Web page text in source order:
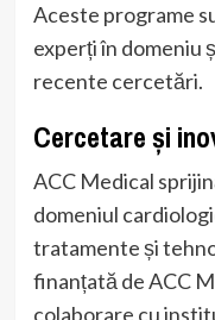
Aceste programe
experți în domeniu
recente cercetări.
Cercetare și
ACC Medical
domeniul
tratamente și
finanțată de ACC
colaborare cu